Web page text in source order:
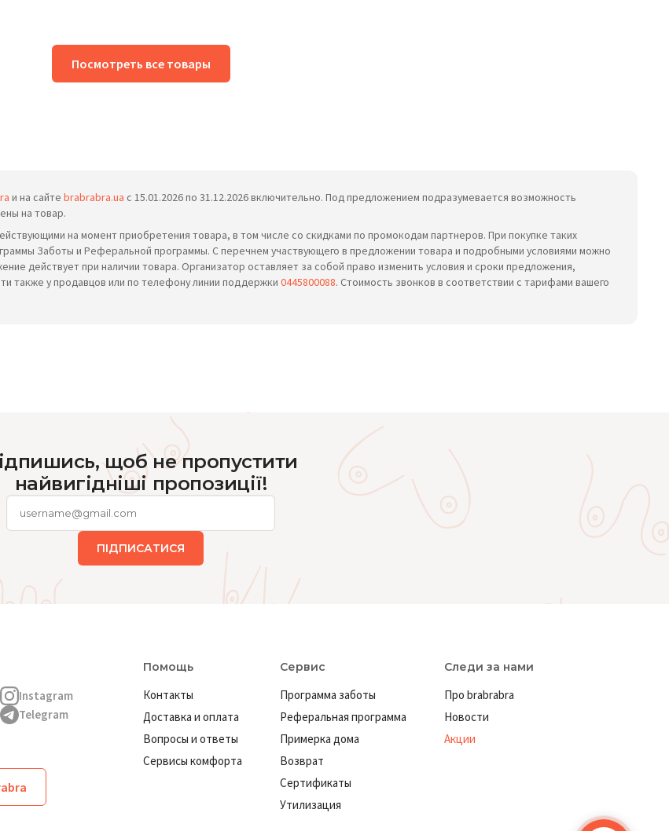
Посмотреть все товары
и на сайте brabrabra.ua с 15.01.2026 по 31.12.2026 включительно. Под предложением подразумевается возможность
на товар.
на момент приобретения товара, в том числе со скидками по промокодам партнеров. При покупке таких
Заботы и Реферальной программы. С перечнем участвующего в предложении товара и подробными условиями можно
действует при наличии товара. Организатор оставляет за собой право изменить условия и сроки предложения,
также у продавцов или по телефону линии поддержки 0445800088. Стоимость звонков в соответствии с тарифами вашего
щоб не пропустити
найвигідніші пропозиції!
ПІДПИСАТИСЯ
Instagram
Telegram
Помощь
Контакты
Доставка и оплата
Вопросы и ответы
Сервисы комфорта
Сервис
Программа заботы
Реферальная программа
Примерка дома
Возврат
Сертификаты
Утилизация
Следи за нами
Про brabrabra
Новости
Акции